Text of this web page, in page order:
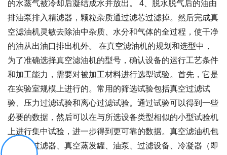
的水蒸气被冷却后凝结成水并放出。 4、脱水脱气后的油由
排油泵排入精滤器，颗粒杂质通过滤芯过滤掉。然后完成真
空滤油机灵敏去除油中杂质、水分和气体的全过程，使干净
的油从出油口排出机外。 在真空滤油机的规划和选型中，
为了准确选择真空滤油机的型号，确认设备的运行工艺条件
和加工能力，需要对被加工材料进行选型试验。首先，它是
在实验室规模上进行的。常用的筛选试验包括真空过滤试
验、压力过滤试验和离心过滤试验。通过试验可以得到一些
必要的数据，然后可以在与所选设备类型相似的小型试验机
上进行集中试验，进一步得到更可靠的数据。真空滤油机包
括前置过滤器、真空蒸发罐、油泵、过滤设备、冷凝器（即